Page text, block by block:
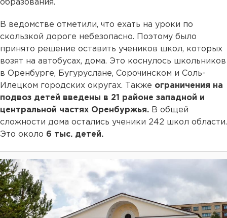
образования.
В ведомстве отметили, что ехать на уроки по
скользкой дороге небезопасно. Поэтому было
принято решение оставить учеников школ, которых
возят на автобусах, дома. Это коснулось школьников
в Оренбурге, Бугуруслане, Сорочинском и Соль-
Илецком городских округах. Также ограничения на
подвоз детей введены в 21 районе западной и
центральной частях Оренбуржья. В общей
сложности дома остались ученики 242 школ области.
Это около 6 тыс. детей.